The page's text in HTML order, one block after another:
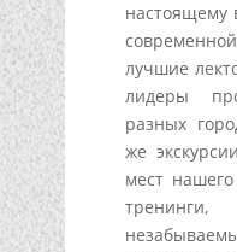
настоящему
лучшие
лидеры
разных
же
мест